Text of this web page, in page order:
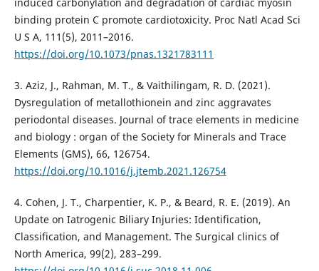
binding protein C promote cardiotoxicity. Proc Natl Acad Sci
U S A, 111(5), 2011–2016.
https://doi.org/10.1073/pnas.1321783111
3. Aziz, J., Rahman, M. T., & Vaithilingam, R. D. (2021).
Dysregulation of metallothionein and zinc aggravates
periodontal diseases. Journal of trace elements in medicine
and biology : organ of the Society for Minerals and Trace
Elements (GMS), 66, 126754.
https://doi.org/10.1016/j.jtemb.2021.126754
4. Cohen, J. T., Charpentier, K. P., & Beard, R. E. (2019). An
Update on Iatrogenic Biliary Injuries: Identification,
Classification, and Management. The Surgical clinics of
North America, 99(2), 283–299.